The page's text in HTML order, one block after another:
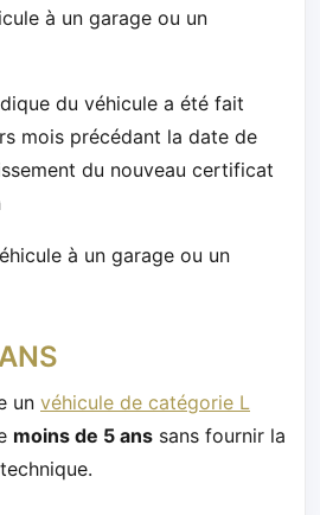
à un garage ou un
du véhicule a été fait
mois précédant la date de
du nouveau certificat
à un garage ou un
un véhicule de catégorie L
moins de 5 ans sans fournir la